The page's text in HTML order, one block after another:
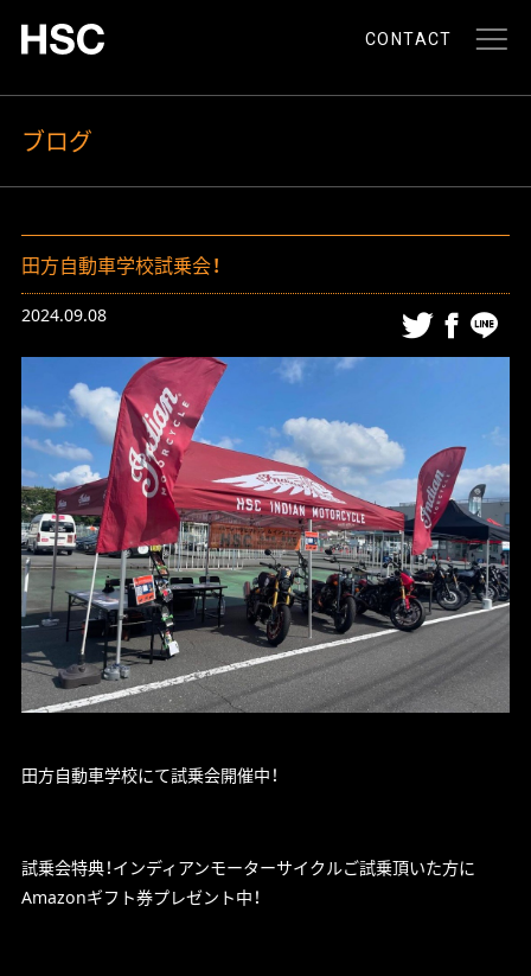
CONTACT
ブログ
田方自動車学校試乗会！
2024.09.08
田方自動車学校にて試乗会開催中！
試乗会特典！インディアンモーターサイクルご試乗頂いた方に
Amazonギフト券プレゼント中！